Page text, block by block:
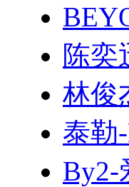
陈奕
林俊
泰勒
By2-